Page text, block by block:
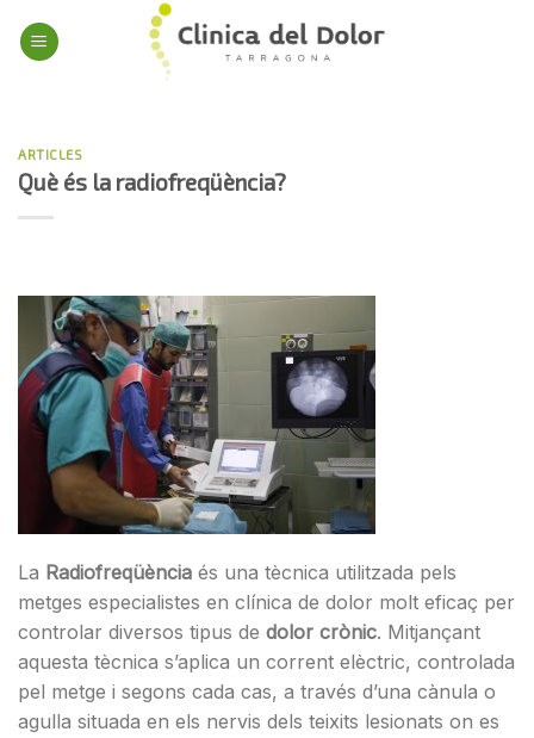
ARTICLES
Què és la radiofreqüència?
La Radiofreqüència és una tècnica utilitzada pels
metges especialistes en clínica de dolor molt eficaç per
controlar diversos tipus de dolor crònic. Mitjançant
aquesta tècnica s’aplica un corrent elèctric, controlada
pel metge i segons cada cas, a través d’una cànula o
agulla situada en els nervis dels teixits lesionats on es